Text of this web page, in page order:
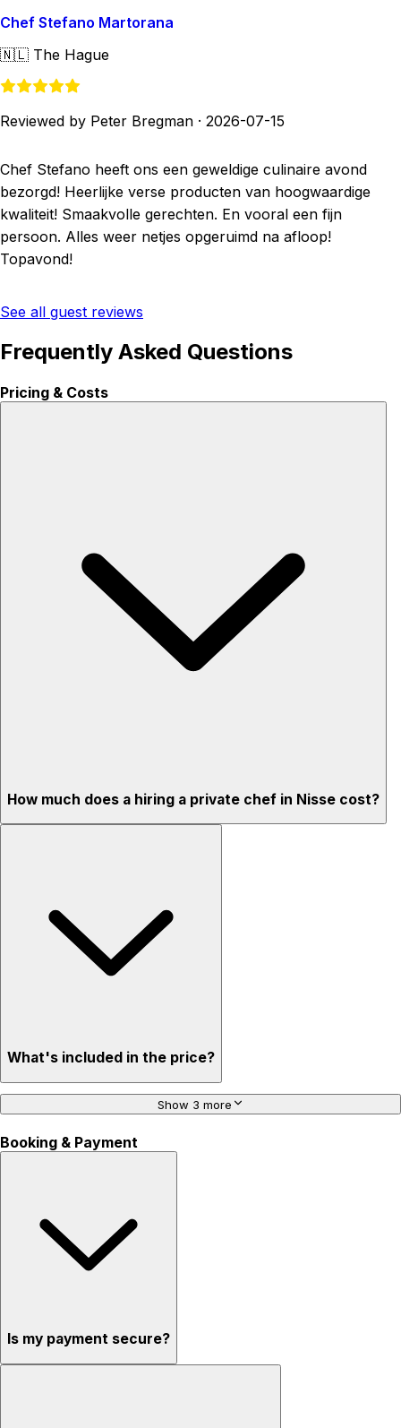
Chef Stefano Martorana
🇳🇱 The Hague
Reviewed by Peter Bregman · 2026-07-15
Chef Stefano heeft ons een geweldige culinaire avond
bezorgd! Heerlijke verse producten van hoogwaardige
kwaliteit! Smaakvolle gerechten. En vooral een fijn
persoon. Alles weer netjes opgeruimd na afloop!
Topavond!
See all guest reviews
Frequently Asked Questions
Pricing & Costs
How much does a hiring a private chef in Nisse cost?
What's included in the price?
Show 3 more
Booking & Payment
Is my payment secure?